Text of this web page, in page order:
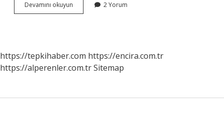
Devamını okuyun
Güzellik
2 Yorum
https://tepkihaber.com https://encira.com.tr
https://alperenler.com.trSitemap